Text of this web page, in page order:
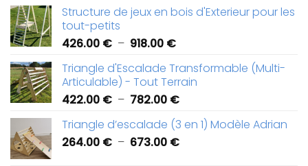
Structure de jeux en bois d'Exterieur pour les
tout-petits
426.00 € – 918.00 €Plage
prix :
426.00 €
à
918.00 €
Triangle d'Escalade Transformable (Multi-
Articulable) - Tout Terrain
422.00 € – 782.00 €Plage
prix :
422.00 €
Triangle d’escalade (3 en 1) Modèle Adrian
264.00 € – 673.00 €Plage